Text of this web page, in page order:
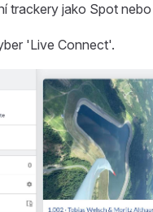
trackery jako Spot
'Live Connect'.